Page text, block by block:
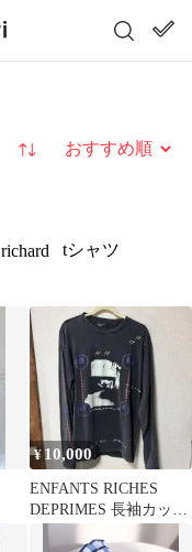
並び替え
richard
tシャツ
¥10,000
ENFANTS RICHES
DEPRIMES 長袖カット